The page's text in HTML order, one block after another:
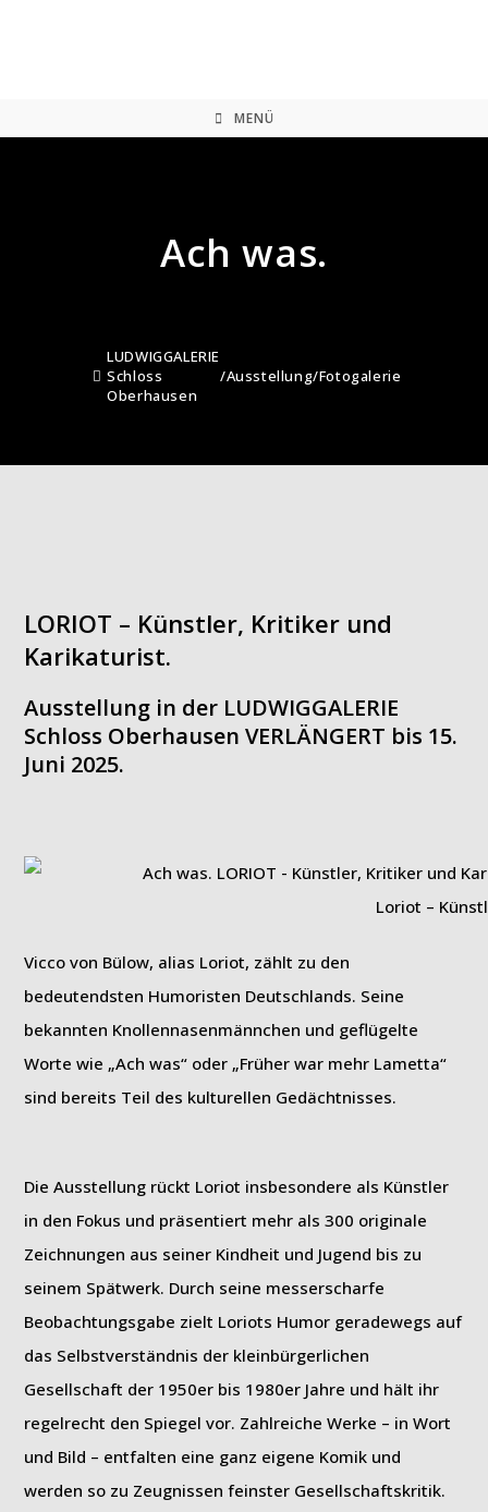
MENÜ
Ach was.
LUDWIGGALERIE
Schloss
Oberhausen
/Ausstellung/Fotogalerie
LORIOT – Künstler, Kritiker und
Karikaturist.
Ausstellung in der LUDWIGGALERIE
Schloss Oberhausen VERLÄNGERT bis 15.
Juni 2025.
Loriot –
Vicco von Bülow, alias Loriot, zählt zu den
bedeutendsten Humoristen Deutschlands. Seine
bekannten Knollennasenmännchen und geflügelte
Worte wie „Ach was“ oder „Früher war mehr Lametta“
sind bereits Teil des kulturellen Gedächtnisses.
Die Ausstellung rückt Loriot insbesondere als Künstler
in den Fokus und präsentiert mehr als 300 originale
Zeichnungen aus seiner Kindheit und Jugend bis zu
seinem Spätwerk. Durch seine messerscharfe
Beobachtungsgabe zielt Loriots Humor geradewegs auf
das Selbstverständnis der kleinbürgerlichen
Gesellschaft der 1950er bis 1980er Jahre und hält ihr
regelrecht den Spiegel vor. Zahlreiche Werke – in Wort
und Bild – entfalten eine ganz eigene Komik und
werden so zu Zeugnissen feinster Gesellschaftskritik.